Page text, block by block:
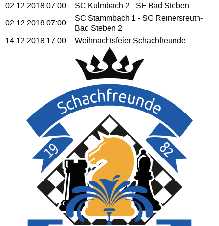
02.12.2018 07:00
SC Kulmbach 2 - SF Bad Steben
02.12.2018 07:00
SC Stammbach 1 - SG Reinersreuth-
Bad Steben 2
14.12.2018 17:00 Weihnachtsfeier Schachfreunde